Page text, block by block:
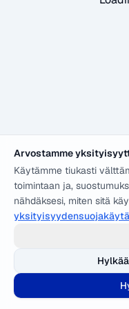
Arvostamme
Käytämme tiukasti
toimintaan ja,
nähdäksesi, miten sitä